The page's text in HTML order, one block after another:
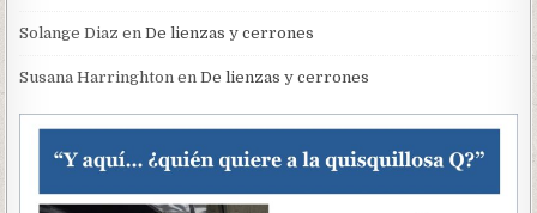
Solange Diaz enDe lienzas y cerrones
Susana Harringhton enDe lienzas y cerrones